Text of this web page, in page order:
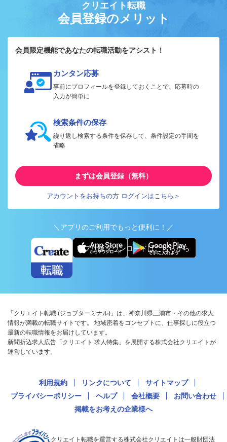
クリエイト転職
会員登録のメリット
会員限定機能であなたの転職活動をアシスト！
カンタン応募
事前にプロフィールを登録しておくことで、応募時の
入力が簡単に
検索条件の保存
繰り返し検索する条件を保存して、条件設定の手間を
省略
まずは会員登録（無料）
アカウントをお持ちの方 ログインはこちら＞
＼アプリのご利用でもっと便利に！／
アプリ版ダウンロードはこちらから
「クリエイト転職 (ジョブターミナル)」は、神奈川県三浦市・その他の求人
情報が満載の転職サイトです。 地域密着をコンセプトに、仕事探しに役立つ
最新の転職情報をお届けしています。
新聞折込求人広告「クリエイト 求人特集」を展開する株式会社クリエイトが
運営しています。
利用規約 リンクについて
サイトマップ
プライバシーポリシー
ヘルプ 会社概要
お問い合わせ
掲載をお考えの企業様へ
クリエイト転職を運営する株式会社クリエイトは一般財団法